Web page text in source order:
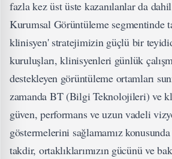
fazla kez üst üste kazanılanlar da
Kurumsal Görüntüleme segmentinde
klinisyen' stratejimizin güçlü bir
kuruluşları, klinisyenleri günlük
destekleyen görüntüleme ortamları
zamanda BT (Bilgi Teknolojileri) ve
güven, performans ve uzun vadeli
göstermelerini sağlamamız
takdir, ortaklıklarımızın gücünü ve